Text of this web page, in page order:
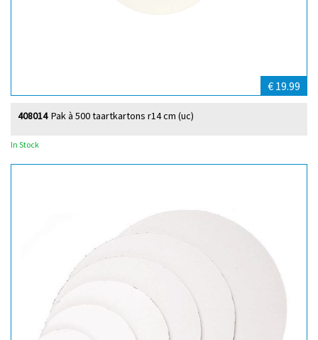
€ 19.99
Pak à 500 taartkartons r14 cm (uc)
408014
In Stock